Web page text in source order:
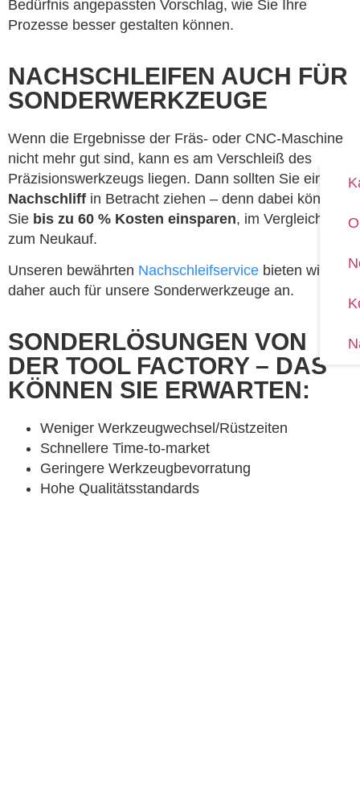
Bedürfnis angepassten Vorschlag, wie Sie Ihre
Prozesse besser gestalten können.
NACHSCHLEIFEN AUCH FÜR
SONDERWERKZEUGE
Wenn die Ergebnisse der Fräs- oder CNC-Maschine
nicht mehr gut sind, kann es am Verschleiß des
Präzisionswerkzeugs liegen. Dann sollten Sie einen
Nachschliff in Betracht ziehen – denn dabei können
Sie bis zu 60 % Kosten einsparen, im Vergleich
zum Neukauf.
Unseren bewährten Nachschleifservice bieten wir
daher auch für unsere Sonderwerkzeuge an.
SONDERLÖSUNGEN VON
DER TOOL FACTORY – DAS
KÖNNEN SIE ERWARTEN:
Weniger Werkzeugwechsel/Rüstzeiten
Schnellere Time-to-market
Geringere Werkzeugbevorratung
Hohe Qualitätsstandards